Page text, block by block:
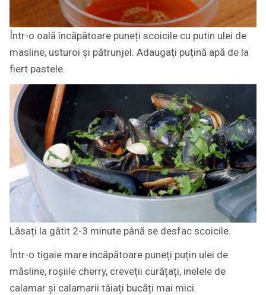
Într-o oală încăpătoare puneți scoicile cu putin ulei de
masline, usturoi și pătrunjel. Adaugați puțină apă de la
fiert pastele.
Lăsați la gătit 2-3 minute până se desfac scoicile.
Într-o tigaie mare incăpătoare puneți puțin ulei de
măsline, roșiile cherry, creveții curățați, inelele de
calamar și calamarii tăiați bucăți mai mici.